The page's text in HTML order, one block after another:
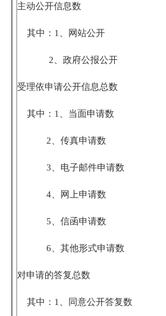
主动公开信息数
其中： 1 、网站公开
2 、政府公报公开
受理依申请公开信息总数
其中： 1 、当面申请数
2 、传真申请数
3 、电子邮件申请数
4 、网上申请数
5 、信函申请数
6 、其他形式申请数
对申请的答复总数
其中： 1 、同意公开答复数